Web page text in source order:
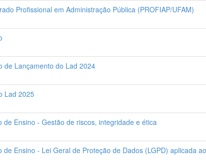
Profissional em Administração Pública (PROFIAP/UFAM)
de Lançamento do Lad 2024
Lad 2025
de Ensino - Gestão de riscos, integridade e ética
de Ensino - Lei Geral de Proteção de Dados (LGPD) aplicada